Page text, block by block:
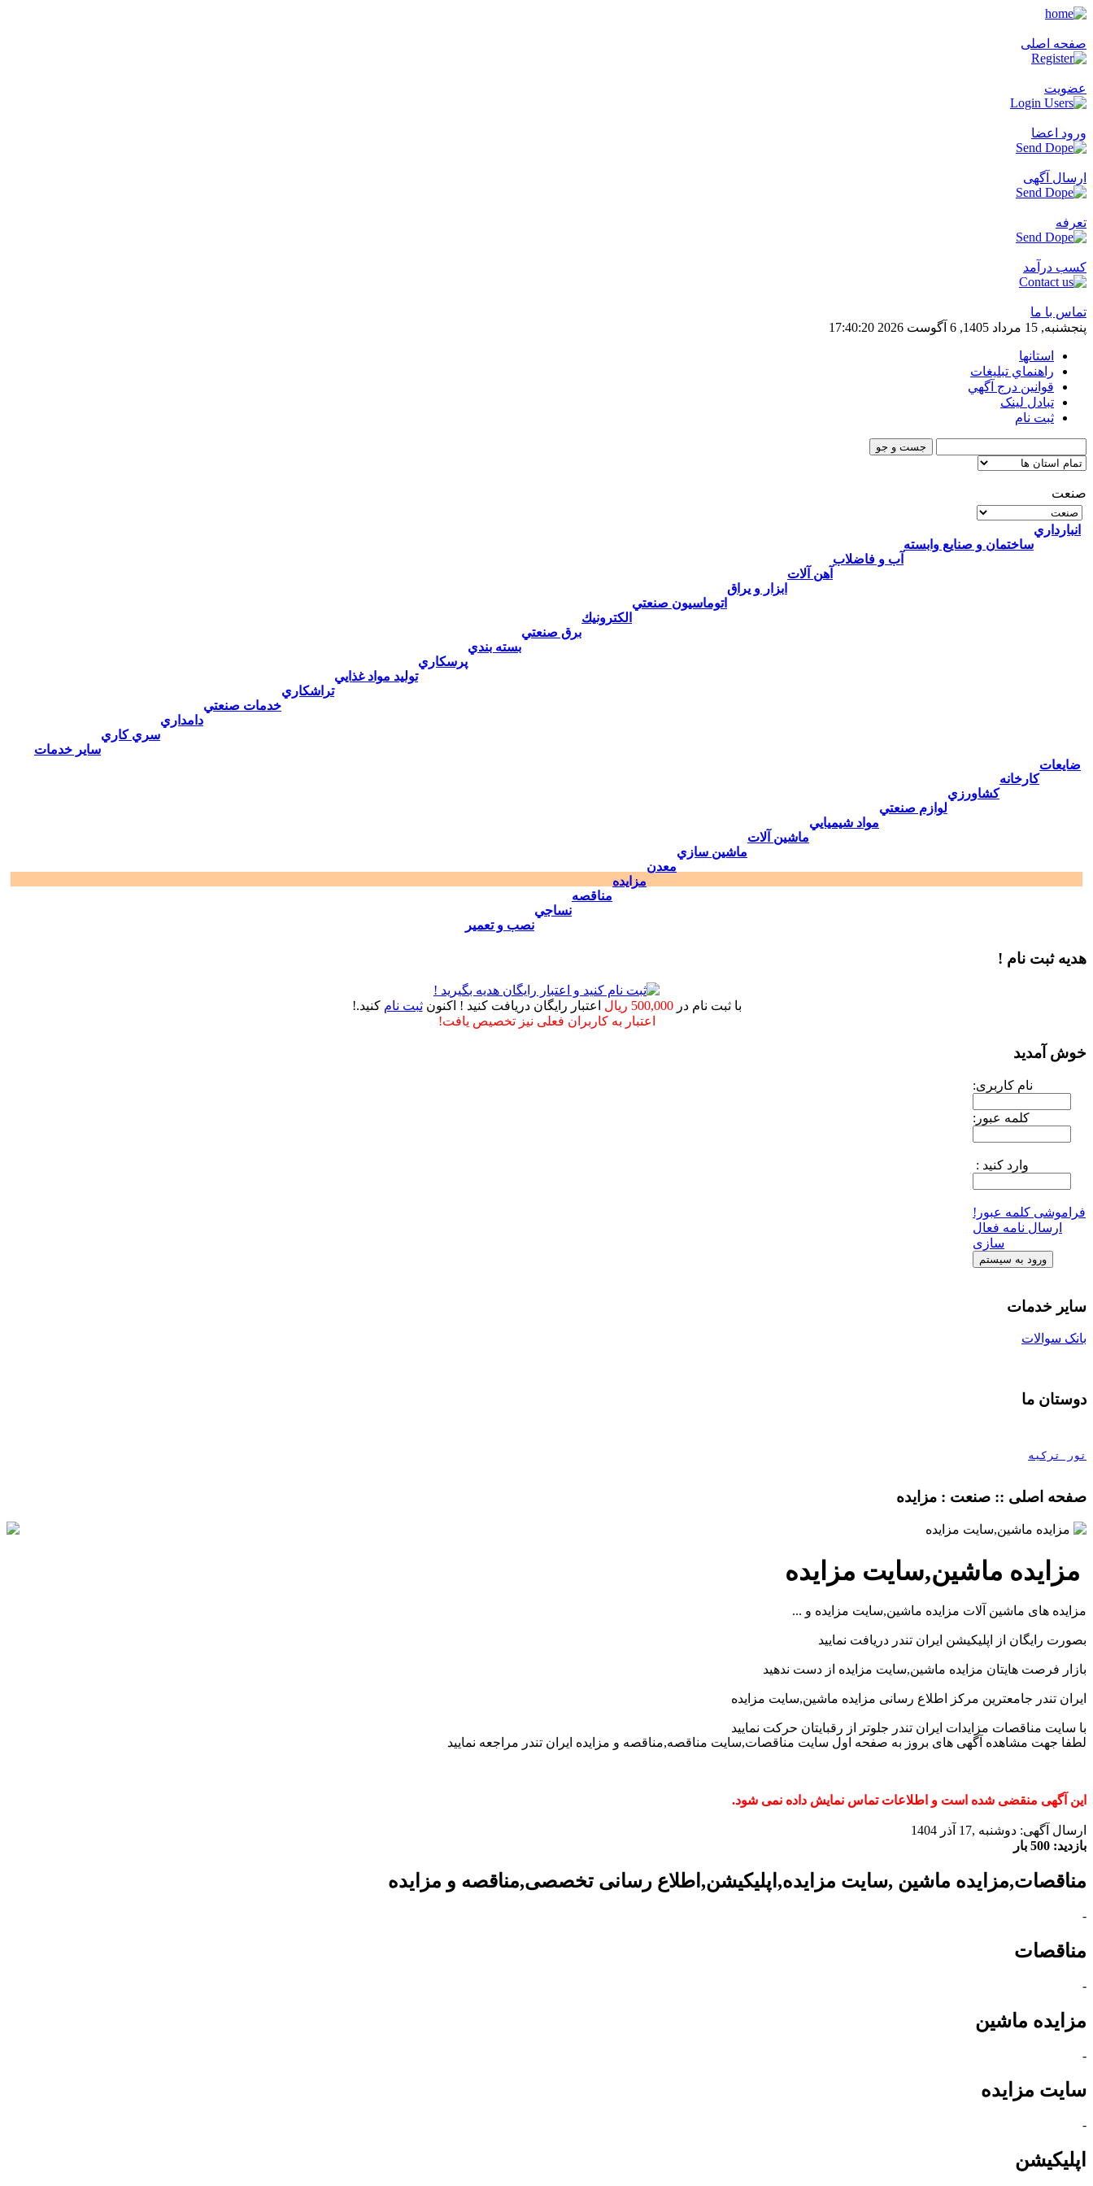
صفحه اصلی
عضویت
ورود اعضا
ارسال آگهی
تعرفه
کسب درآمد
تماس با ما
پنجشنبه, 15 مرداد 1405, 6 آگوست 2026
17:40:20
استانها
راهنماي تبليغات
قوانين درج آگهي
تبادل لینک
ثبت نام
صنعت
انبارداري
ساختمان و صنایع وابسته
آب و فاضلاب
آهن آلات
ابزار و يراق
اتوماسيون صنعتي
الكترونيك
برق صنعتي
بسته بندي
پرسكاري
توليد مواد غذايي
تراشكاري
خدمات صنعتي
دامداري
سري كاري
ساير خدمات
ضايعات
كارخانه
كشاورزي
لوازم صنعتي
مواد شيميايي
ماشين آلات
ماشين سازي
معدن
مزايده
مناقصه
نساجي
نصب و تعمير
هدیه ثبت نام !
با ثبت نام در500,000 ریال اعتبار رایگان دریافت کنید ! اکنونثبت نام کنید.!
اعتبار به کاربران فعلی نیز تخصیص یافت!
خوش آمدید
نام کاربری:
کلمه عبور:
وارد کنید :
فراموشی کلمه عبور!
ارسال نامه فعال
سازی
سایر خدمات
بانک سوالات
دوستان ما
تور ترکیه
صفحه اصلی :: صنعت : مزايده
مزایده ماشین,سایت مزایده
مزایده های ماشین آلات مزایده ماشین,سایت مزایده و ...
بصورت رایگان از اپلیکیشن ایران تندر دریافت نمایید
بازار فرصت هایتان مزایده ماشین,سایت مزایده از دست ندهید
ایران تندر جامعترین مرکز اطلاع رسانی مزایده ماشین,سایت مزایده
با سایت مناقصات مزایدات ایران تندر جلوتر از رقبایتان حرکت نمایید
لطفا جهت مشاهده آگهی های بروز به صفحه اول سایت مناقصات,سایت مناقصه,مناقصه و مزایده ایران تندر مراجعه نمایید
این آگهی منقضی شده است و اطلاعات تماس نمایش داده نمی شود.
ارسال آگهی: دوشنبه ,17 آذر 1404
بازدید: 500 بار
مناقصات,مزایده ماشین ,سایت مزایده,اپلیکیشن,اطلاع رسانی تخصصی,مناقصه و مزایده
-
مناقصات
-
مزایده ماشین
-
سایت مزایده
-
اپلیکیشن